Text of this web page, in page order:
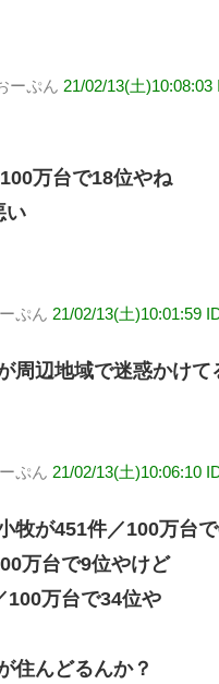
ーぷん 21/02/13(土)10:08:03
万台で18位やね
い
ぷん 21/02/13(土)10:01:59
周辺地域で迷惑かけて
ぷん 21/02/13(土)10:06:10
牧が451件／100万台
万台で9位やけど
100万台で34位や
住んどるんか？